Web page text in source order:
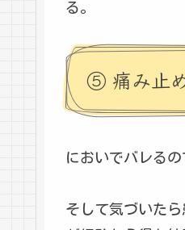
る。
⑤ 痛み止
においでバレる
そして気づいた